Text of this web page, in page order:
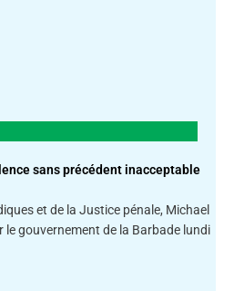
sans précédent inacceptable
et de la Justice pénale, Michael
le gouvernement de la Barbade lundi